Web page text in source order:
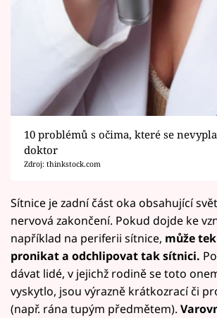
10 problémů s očima, které se
doktor
Zdroj: thinkstock.com
Sítnice je zadní část oka obsahující
nervová zakončení. Pokud dojde ke
například na periferii sítnice, může
pronikat a odchlipovat tak sítnici.
dávat lidé, v jejichž rodině se toto
vyskytlo, jsou výrazně krátkozrací či
(např. rána tupým předmětem).